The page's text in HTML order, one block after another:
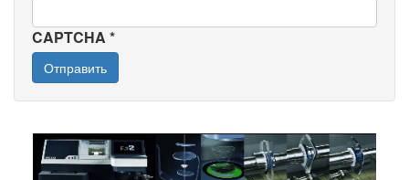
CAPTCHA *
Отправить